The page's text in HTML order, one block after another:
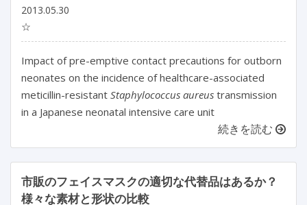
2013.05.30
☆
Impact of pre-emptive contact precautions for outborn
neonates on the incidence of healthcare-associated
meticillin-resistant Staphylococcus aureus transmission
in a Japanese neonatal intensive care unit
続きを読む
市販のフェイスマスクの適切な代替品はあるか？
様々な素材と形状の比較